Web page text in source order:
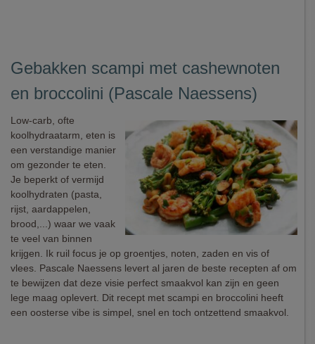
Gebakken scampi met cashewnoten
en broccolini (Pascale Naessens)
Low-carb, ofte
koolhydraatarm, eten is
een verstandige manier
om gezonder te eten.
Je beperkt of vermijd
koolhydraten (pasta,
rijst, aardappelen,
brood,...) waar we vaak
te veel van binnen
krijgen. Ik ruil focus je op groentjes, noten, zaden en vis of
vlees. Pascale Naessens levert al jaren de beste recepten af om
te bewijzen dat deze visie perfect smaakvol kan zijn en geen
lege maag oplevert. Dit recept met scampi en broccolini heeft
een oosterse vibe is simpel, snel en toch ontzettend smaakvol.